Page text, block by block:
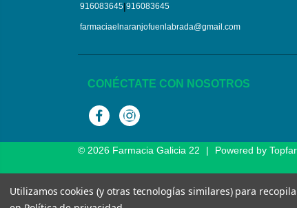
916083645|916083645
farmaciaelnaranjofuenlabrada@gmail.com
CONÉCTATE CON NOSOTROS
FacebookInstagram
© 2026 Farmacia Galicia 22 | Powered by
Utilizamos cookies (y otras tecnologías similares) para